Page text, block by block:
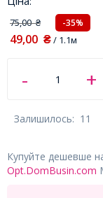
75,00₴ -35%
49,00 ₴/ 1.1м
Залишилось: 11
Купуйте дешевше
Opt.DomBusin.com